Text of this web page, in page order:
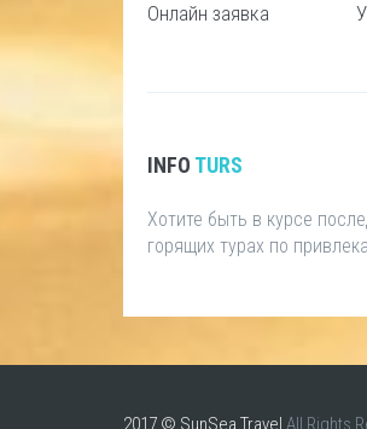
Онлайн заявка
INFO TURS
Хотите быть в курсе
горящих турах по
2017 © SunSea Travel All Rights